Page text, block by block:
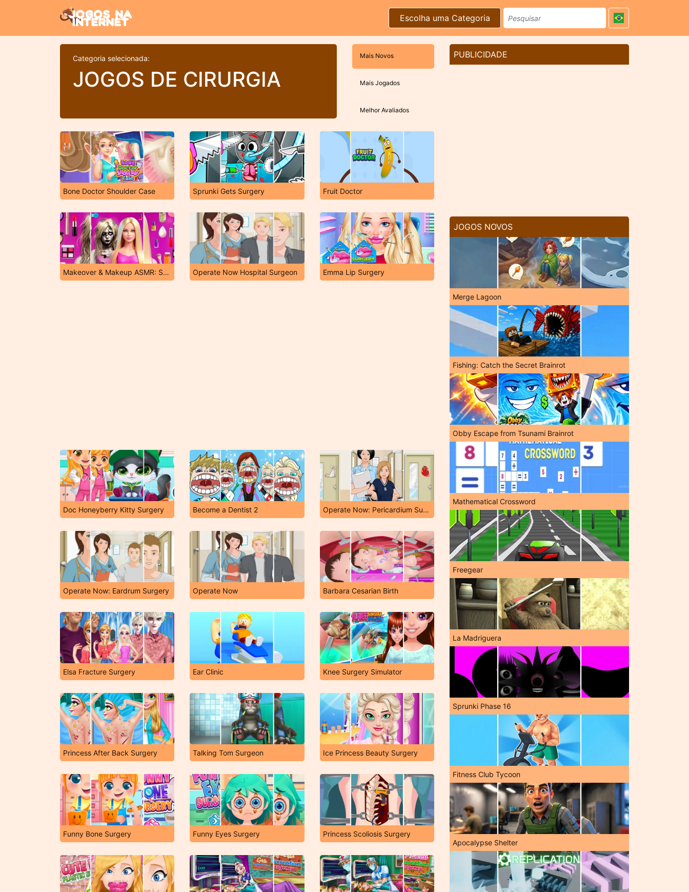
Escolha uma Categoria
Categoria selecionada:
JOGOS DE CIRURGIA
Mais Novos
Mais Jogados
Melhor Avaliados
Bone Doctor Shoulder Case Sprunki Gets Surgery Fruit Doctor
Makeover & Makeup ASMR: Salon Barbie Operate Now Hospital Surgeon Emma Lip Surgery
Doc Honeyberry Kitty Surgery Become a Dentist 2 Operate Now: Pericardium Surgery
Operate Now: Eardrum Surgery Operate Now Barbara Cesarian Birth
Elsa Fracture Surgery Ear Clinic Knee Surgery Simulator
Princess After Back Surgery Talking Tom Surgeon Ice Princess Beauty Surgery
Funny Bone Surgery Funny Eyes Surgery Princess Scoliosis Surgery
PUBLICIDADE
JOGOS NOVOS
Merge Lagoon
Fishing: Catch the Secret Brainrot
Obby Escape from Tsunami Brainrot
Mathematical Crossword
Freegear
La Madriguera
Sprunki Phase 16
Fitness Club Tycoon
Apocalypse Shelter